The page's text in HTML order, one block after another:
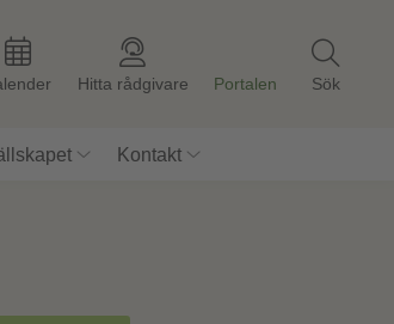
Hitta rådgivare Portalen Sök
Kontakt